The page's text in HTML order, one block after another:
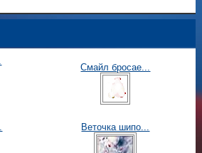
Смайл бросае...
Веточка шипо...